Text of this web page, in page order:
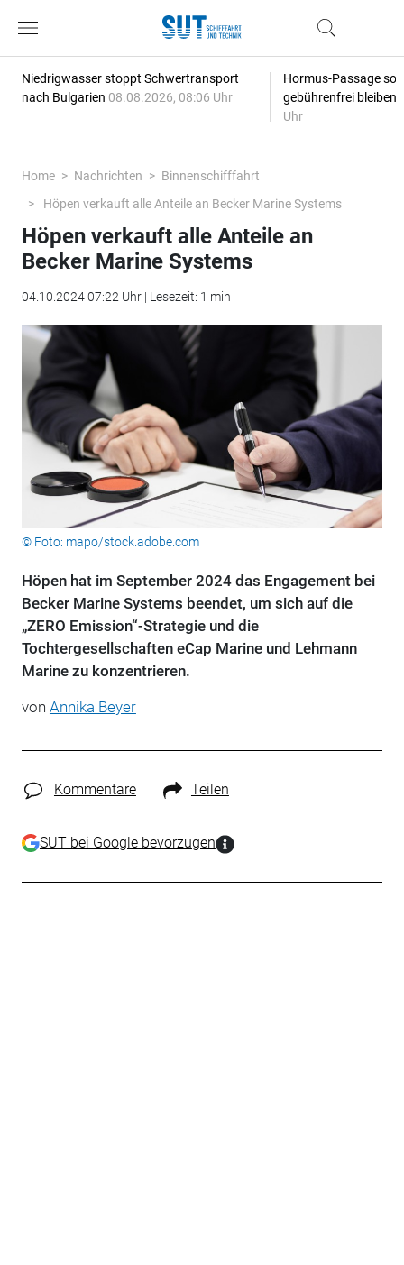
Niedrigwasser stoppt Schwertransport
nach Bulgarien 08.08.2026, 08:06 Uhr
Hormus-Passage
gebührenfrei bleiben
Uhr
Home Nachrichten
Binnenschifffahrt
Höpen verkauft alle Anteile an Becker Marine Systems
Höpen verkauft alle Anteile an
Becker Marine Systems
04.10.2024 07:22 Uhr | Lesezeit: 1 min
© Foto: mapo/stock.adobe.com
Höpen hat im September 2024 das Engagement bei
Becker Marine Systems beendet, um sich auf die
„ZERO Emission“-Strategie und die
Tochtergesellschaften eCap Marine und Lehmann
Marine zu konzentrieren.
von Annika Beyer
Kommentare Teilen
SUT bei Google bevorzugen